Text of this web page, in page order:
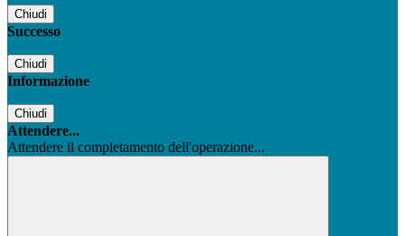
Chiudi
Successo
Chiudi
Informazione
Chiudi
Attendere...
Attendere il completamento dell'operazione...